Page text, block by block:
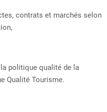
contrats et marchés selon
politique qualité de la
Qualité Tourisme.